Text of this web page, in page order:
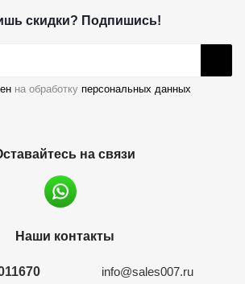
скидки? Подпишись!
на обработку персональных данных
на связи
Наши контакты
info@sales007.ru